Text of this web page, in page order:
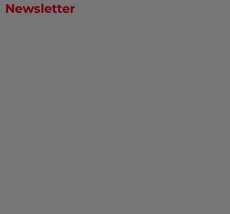
Newsletter